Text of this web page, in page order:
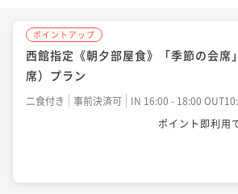
ポイントアップ
西館指定《朝夕部屋食》「季節の会席
席）プラン
二食付き 事前決済可
IN 16:00 - 18:00
ポイント即利用